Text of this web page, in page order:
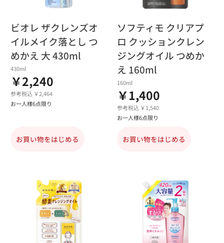
ビオレ ザクレンズオ
イルメイク落とし つ
めかえ 大 430ml
430ml
￥2,240
参考税込 ￥2,464
お一人様6点限り
お買い物をはじめる
ソフティモ クリアプ
ロ クッションクレン
ジングオイル つめか
え 160ml
160ml
￥1,400
参考税込 ￥1,540
お一人様6点限り
お買い物をはじめる